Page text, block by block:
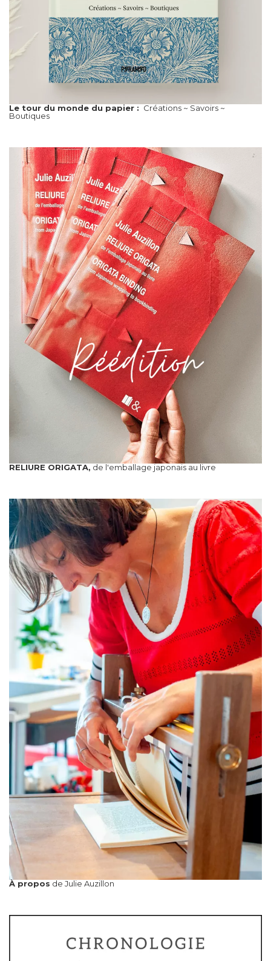
Le tour du monde du papier : Créations ~ Savoirs ~
Boutiques
RELIURE ORIGATA, de l'emballage japonais au livre
À propos de Julie Auzillon